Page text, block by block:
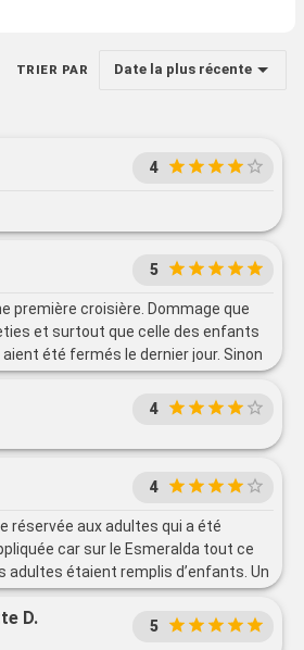
TRIER PAR Date la plus récente
4
5
première croisière. Dommage que
et surtout que celle des enfants
été fermés le dernier jour. Sinon
des cabines (mêmes les moins
du soir sont vraiment bien !
4
4
réservée aux adultes qui a été
car sur le Esmeralda tout ce
adultes étaient remplis d’enfants. Un
en plein été. J’ai fait des
parasols partout là zéro parasol,
à l’an dernier, j’ai senti un
D. 5